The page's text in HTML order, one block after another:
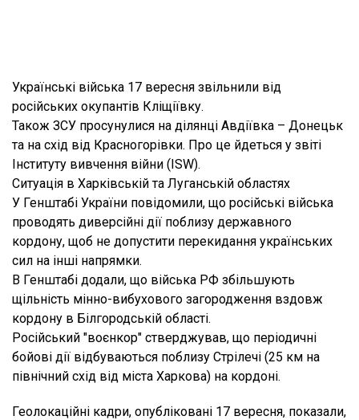
Українські війська 17 вересня звільнили від
російських окупантів Кліщіївку.
Також ЗСУ просунулися на ділянці Авдіївка – Донецьк
та на схід від Красногорівки. Про це йдеться у звіті
Інституту вивчення війни (ISW).
Ситуація в Харківській та Луганській областях
У Генштабі України повідомили, що російські війська
проводять диверсійні дії поблизу державного
кордону, щоб не допустити перекидання українських
сил на інші напрямки.
В Генштабі додали, що війська РФ збільшують
щільність мінно-вибухового загородження вздовж
кордону в Білгородській області.
Російський "воєнкор" стверджував, що періодичні
бойові дії відбуваються поблизу Стрілечі (25 км на
північний схід від міста Харкова) на кордоні.
Геолокаційні кадри, опубліковані 17 вересня, показали,